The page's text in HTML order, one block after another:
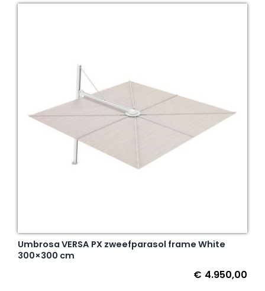
Umbrosa VERSA PX zweefparasol frame White
300×300 cm
€ 4.950,00